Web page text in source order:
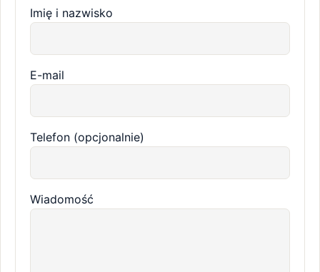
Imię i nazwisko
E-mail
Telefon (opcjonalnie)
Wiadomość